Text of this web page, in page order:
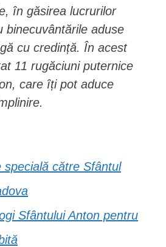
în găsirea lucrurilor
binecuvântările aduse
cu credință. În acest
11 rugăciuni puternice
care îți pot aduce
specială către Sfântul
Sfântului Anton pentru